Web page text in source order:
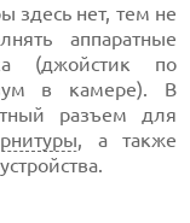
здесь нет, тем не
аппаратные
(джойстик по
в камере). В
разъем для
, а также